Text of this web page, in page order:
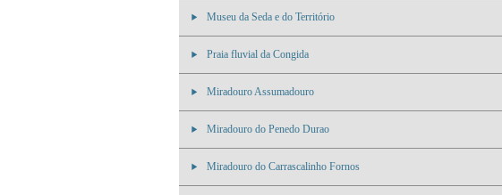
Museu da Seda e do Território
Praia fluvial da Congida
Miradouro Assumadouro
Miradouro do Penedo Durao
Miradouro do Carrascalinho Fornos